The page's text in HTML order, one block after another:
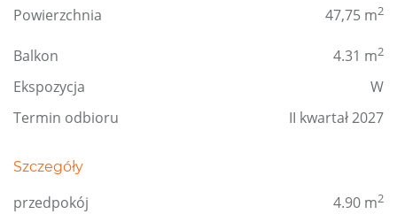
Powierzchnia
47,75 m2
Balkon 4.31 m2
Ekspozycja
W
Termin odbioru
II kwartał 2027
Szczegóły
przedpokój 4.90 m2